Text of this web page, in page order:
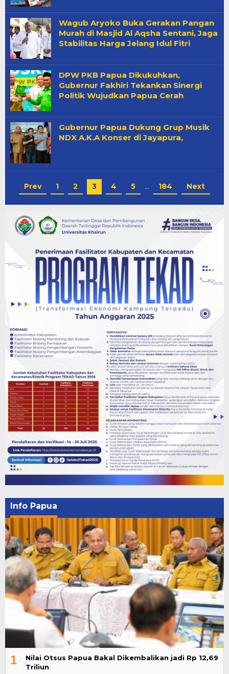
Wagub Aryoko Buka Gerakan Pangan
Murah di Masjid Al Aqsha Sentani, Jaga
Stabilitas Harga Jelang Idul Fitri
DPW PKB Papua Dikukuhkan,
Gubernur Fakhiri Tekankan Sinergi
Politik Wujudkan Papua Cerah
Gubernur Papua Dukung Grup Musik
NDX A.K.A Konser di Jayapura,
Prev 1 2 3 4 5 … 184 Next
Info Papua
1
Nilai Otsus Papua Bakal Dikembalikan jadi Rp 12,69
Triliun